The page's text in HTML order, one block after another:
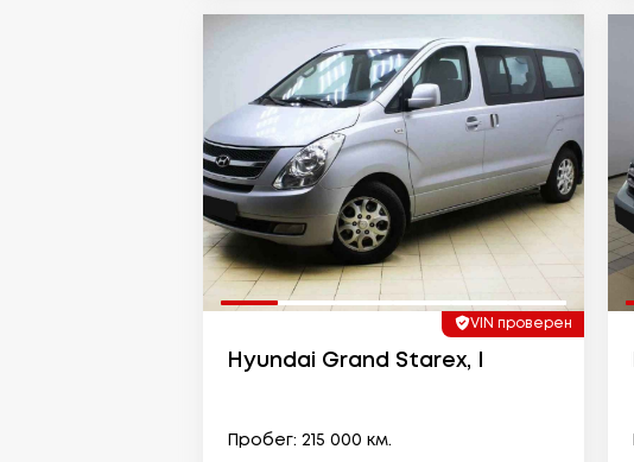
VIN проверен
Hyundai Grand Starex, I
Пробег: 215 000 км.